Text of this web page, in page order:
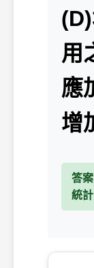
用
應
增
答案
統計